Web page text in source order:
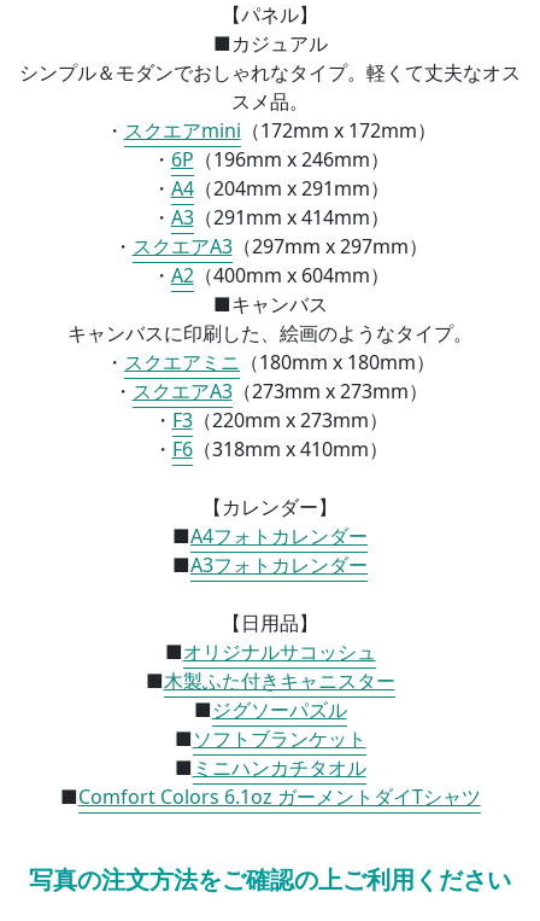
【パネル】
■カジュアル
シンプル＆モダンでおしゃれなタイプ。軽くて丈夫なオス
スメ品。
・ スクエアmini （172mm x 172mm）
・ 6P （196mm x 246mm）
・ A4（204mm x 291mm）
・ A3（291mm x 414mm）
・ スクエアA3（297mm x 297mm）
・ A2（400mm x 604mm）
■キャンバス
キャンバスに印刷した、絵画のようなタイプ。
・ スクエアミニ （180mm x 180mm）
・ スクエアA3（273mm x 273mm）
・ F3（220mm x 273mm）
・ F6（318mm x 410mm）
【カレンダー】
■A4フォトカレンダー
■A3フォトカレンダー
【日用品】
■オリジナルサコッシュ
■木製ふた付きキャニスター
■ジグソーパズル
■ソフトブランケット
■ ミニハンカチタオル
■Comfort Colors 6.1oz ガーメントダイTシャツ
写真の注文方法をご確認の上ご利用ください